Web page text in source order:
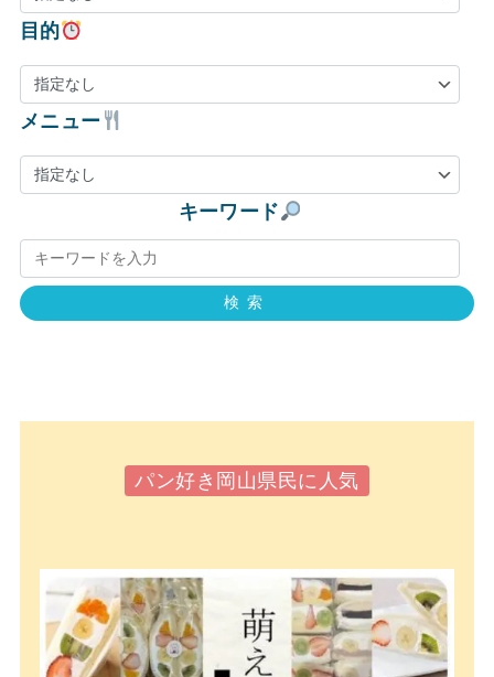
目的
メニュー
キーワード
検索
パン好き岡山県民に人気